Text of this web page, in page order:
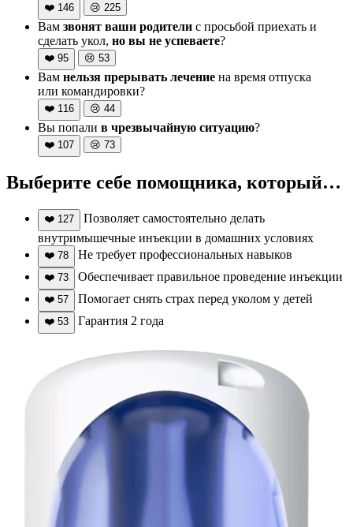
❤️ 146 😢 225
Вам звонят ваши родители с просьбой приехать и
сделать укол, но вы не успеваете?
❤️ 95 😢 53
Вам нельзя прерывать лечение на время отпуска
или командировки?
❤️ 116 😢 44
Вы попали в чрезвычайную ситуацию?
❤️ 107 😢 73
Выберите себе помощника, который…
❤️ 127
Позволяет самостоятельно делать
внутримышечные инъекции в домашних условиях
❤️ 78 Не требует профессиональных навыков
❤️ 73 Обеспечивает правильное проведение инъекции
❤️ 57 Помогает снять страх перед уколом у детей
❤️ 53 Гарантия 2 года